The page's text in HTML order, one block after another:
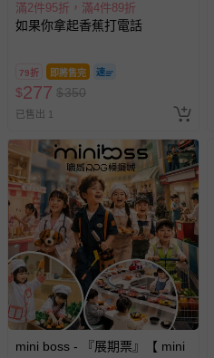
滿2件95折，滿4件89折
如果你拿起香蕉打電話
79折 即將售完
$277 $350
已售出 1
mini boss - 『展期票』【 mini